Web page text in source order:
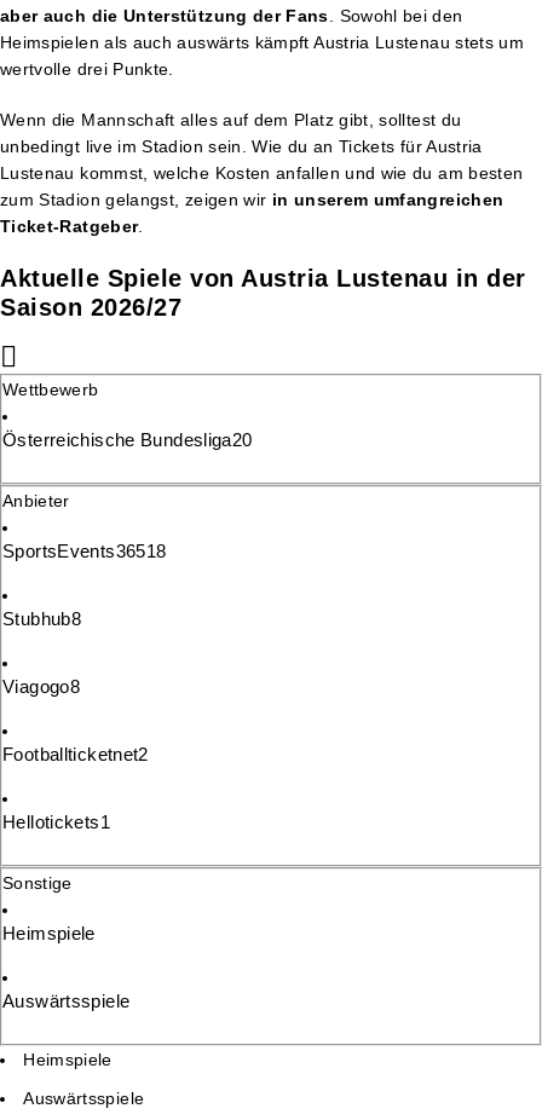
aber auch die Unterstützung der Fans . Sowohl bei den
Heimspielen als auch auswärts kämpft Austria Lustenau stets um
wertvolle drei Punkte.
Wenn die Mannschaft alles auf dem Platz gibt, solltest du
unbedingt live im Stadion sein. Wie du an Tickets für Austria
Lustenau kommst, welche Kosten anfallen und wie du am besten
zum Stadion gelangst, zeigen wir in unserem umfangreichen
Ticket-Ratgeber.
Aktuelle Spiele von Austria Lustenau in der
Saison 2026/27
Wettbewerb
Österreichische Bundesliga20
Anbieter
SportsEvents36518
Stubhub8
Viagogo8
Footballticketnet2
Hellotickets1
Sonstige
Heimspiele
Auswärtsspiele
Heimspiele
Auswärtsspiele